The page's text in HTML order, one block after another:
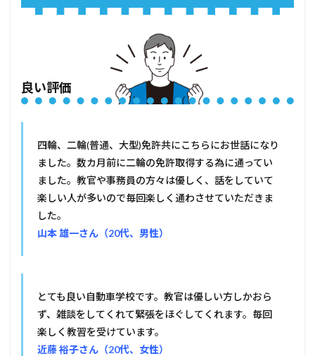
良い評価
四輪、二輪(普通、大型)免許共にこちらにお世話になり
ました。数カ月前に二輪の免許取得する為に通ってい
ました。教官や事務員の方々は優しく、話をしていて
楽しい人が多いので毎回楽しく通わさせていただきま
した。
山本 雄一さん（20代、男性）
とても良い自動車学校です。教官は優しい方しかおら
ず、雑談をしてくれて緊張をほぐしてくれます。毎回
楽しく教習を受けています。
近藤 裕子さん（20代、女性）